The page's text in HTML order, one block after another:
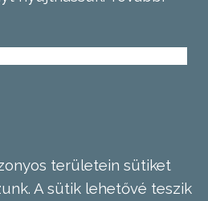
területein sütiket
A sütik lehetővé teszik